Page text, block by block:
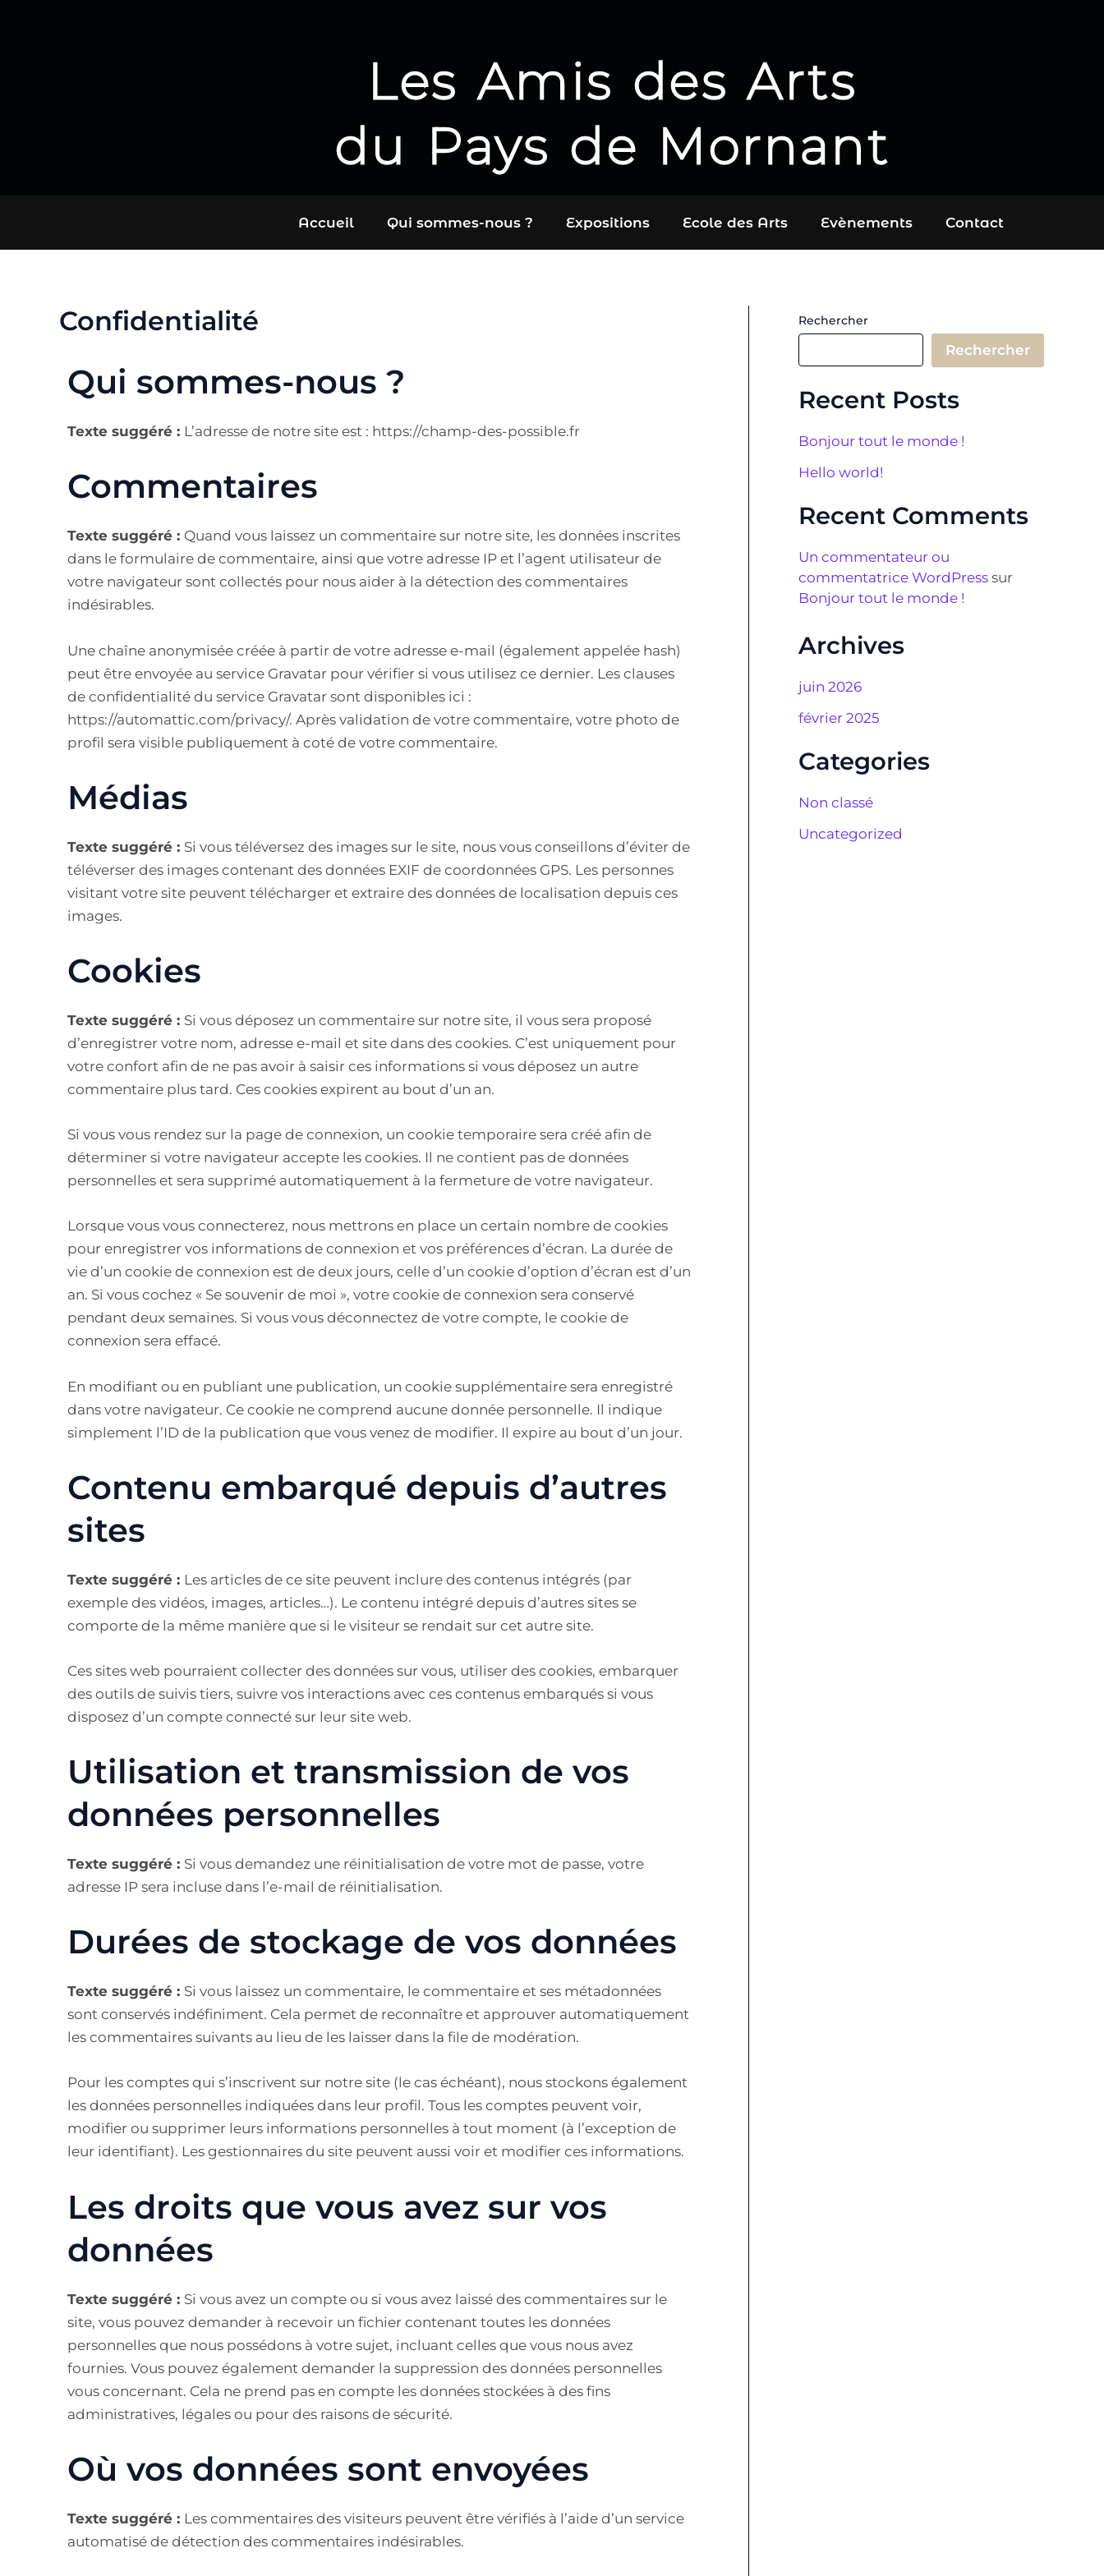
Les Amis des Arts
du Pays de Mornant
Accueil Qui sommes-nous ? Expositions Ecole des Arts Evènements Contact
Confidentialité
Qui sommes-nous ?
Texte suggéré : L’adresse de notre site est : https://champ-des-possible.fr
Commentaires
Texte suggéré : Quand vous laissez un commentaire sur notre site, les données inscrites
dans le formulaire de commentaire, ainsi que votre adresse IP et l’agent utilisateur de
votre navigateur sont collectés pour nous aider à la détection des commentaires
indésirables.
Une chaîne anonymisée créée à partir de votre adresse e-mail (également appelée hash)
peut être envoyée au service Gravatar pour vérifier si vous utilisez ce dernier. Les clauses
de confidentialité du service Gravatar sont disponibles ici :
https://automattic.com/privacy/. Après validation de votre commentaire, votre photo de
profil sera visible publiquement à coté de votre commentaire.
Médias
Texte suggéré : Si vous téléversez des images sur le site, nous vous conseillons d’éviter de
téléverser des images contenant des données EXIF de coordonnées GPS. Les personnes
visitant votre site peuvent télécharger et extraire des données de localisation depuis ces
images.
Cookies
Texte suggéré : Si vous déposez un commentaire sur notre site, il vous sera proposé
d’enregistrer votre nom, adresse e-mail et site dans des cookies. C’est uniquement pour
votre confort afin de ne pas avoir à saisir ces informations si vous déposez un autre
commentaire plus tard. Ces cookies expirent au bout d’un an.
Si vous vous rendez sur la page de connexion, un cookie temporaire sera créé afin de
déterminer si votre navigateur accepte les cookies. Il ne contient pas de données
personnelles et sera supprimé automatiquement à la fermeture de votre navigateur.
Lorsque vous vous connecterez, nous mettrons en place un certain nombre de cookies
pour enregistrer vos informations de connexion et vos préférences d’écran. La durée de
vie d’un cookie de connexion est de deux jours, celle d’un cookie d’option d’écran est d’un
an. Si vous cochez « Se souvenir de moi », votre cookie de connexion sera conservé
pendant deux semaines. Si vous vous déconnectez de votre compte, le cookie de
connexion sera effacé.
En modifiant ou en publiant une publication, un cookie supplémentaire sera enregistré
dans votre navigateur. Ce cookie ne comprend aucune donnée personnelle. Il indique
simplement l’ID de la publication que vous venez de modifier. Il expire au bout d’un jour.
Contenu embarqué depuis d’autres
sites
Texte suggéré : Les articles de ce site peuvent inclure des contenus intégrés (par
exemple des vidéos, images, articles…). Le contenu intégré depuis d’autres sites se
comporte de la même manière que si le visiteur se rendait sur cet autre site.
Ces sites web pourraient collecter des données sur vous, utiliser des cookies, embarquer
des outils de suivis tiers, suivre vos interactions avec ces contenus embarqués si vous
disposez d’un compte connecté sur leur site web.
Utilisation et transmission de vos
données personnelles
Texte suggéré : Si vous demandez une réinitialisation de votre mot de passe, votre
adresse IP sera incluse dans l’e-mail de réinitialisation.
Durées de stockage de vos données
Texte suggéré : Si vous laissez un commentaire, le commentaire et ses métadonnées
sont conservés indéfiniment. Cela permet de reconnaître et approuver automatiquement
les commentaires suivants au lieu de les laisser dans la file de modération.
Pour les comptes qui s’inscrivent sur notre site (le cas échéant), nous stockons également
les données personnelles indiquées dans leur profil. Tous les comptes peuvent voir,
modifier ou supprimer leurs informations personnelles à tout moment (à l’exception de
leur identifiant). Les gestionnaires du site peuvent aussi voir et modifier ces informations.
Les droits que vous avez sur vos
données
Texte suggéré : Si vous avez un compte ou si vous avez laissé des commentaires sur le
site, vous pouvez demander à recevoir un fichier contenant toutes les données
personnelles que nous possédons à votre sujet, incluant celles que vous nous avez
fournies. Vous pouvez également demander la suppression des données personnelles
vous concernant. Cela ne prend pas en compte les données stockées à des fins
administratives, légales ou pour des raisons de sécurité.
Où vos données sont envoyées
Texte suggéré : Les commentaires des visiteurs peuvent être vérifiés à l’aide d’un service
automatisé de détection des commentaires indésirables.
Rechercher
Rechercher
Recent Posts
Bonjour tout le monde !
Hello world!
Recent Comments
Un commentateur ou
commentatrice WordPress sur
Bonjour tout le monde !
Archives
juin 2026
février 2025
Categories
Non classé
Uncategorized